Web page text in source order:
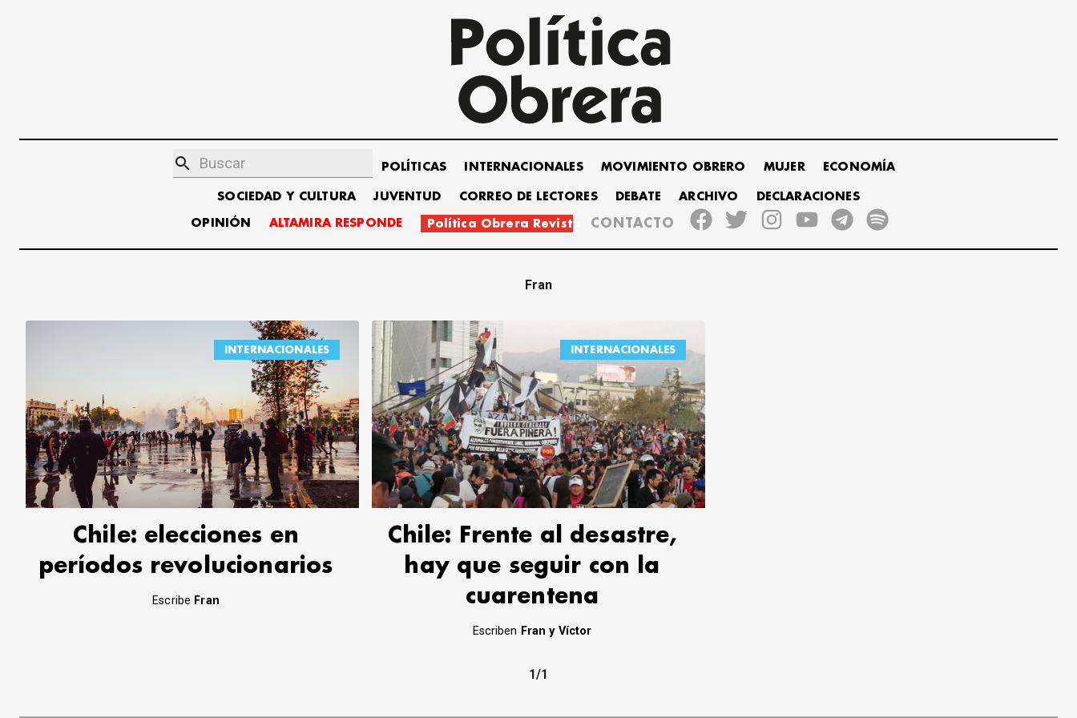
POLÍTICAS INTERNACIONALES MOVIMIENTO OBRERO MUJER ECONOMÍA
SOCIEDAD Y CULTURA JUVENTUD CORREO DE LECTORES DEBATE ARCHIVO DECLARACIONES
OPINIÓN ALTAMIRA RESPONDE Política Obrera Revista CONTACTO
Fran
INTERNACIONALES
Chile: elecciones en
períodos revolucionarios
Escribe Fran
INTERNACIONALES
Chile: Frente al desastre,
hay que seguir con la
cuarentena
Escriben Fran y Víctor
1/1